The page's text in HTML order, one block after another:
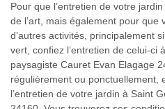
Pour que l’entretien de votre
de l’art, mais également pour que
d’autres activités, principalement
vert, confiez l’entretien de celui-ci
paysagiste Cauret Evan Elagage
régulièrement ou ponctuellement,
l’entretien de votre jardin à Saint